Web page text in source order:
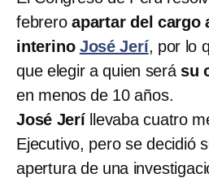
febrero apartar del cargo
interino José Jerí, por lo
que elegir a quien será su
en menos de 10 años.
José Jerí llevaba cuatro
Ejecutivo, pero se decidió
apertura de una